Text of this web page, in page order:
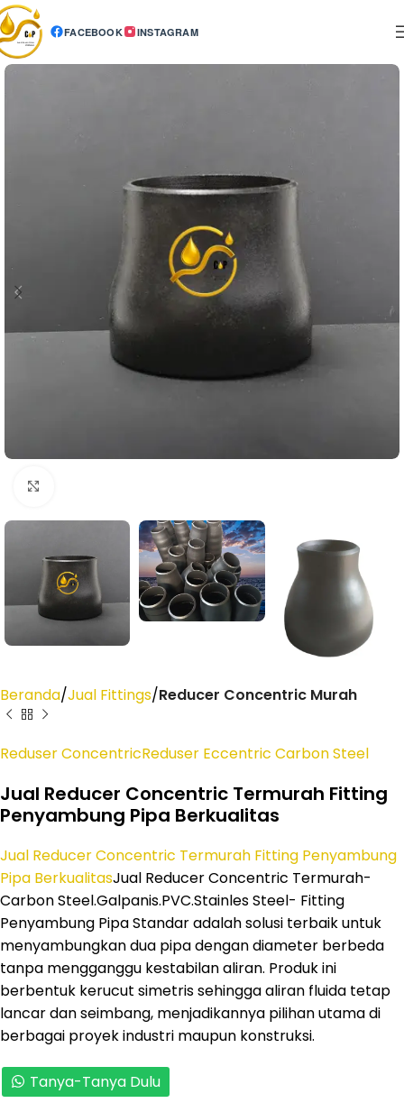
FACEBOOK INSTAGRAM
Beranda Jual Fittings Reducer Concentric Murah
Reduser ConcentricReduser Eccentric Carbon Steel
Jual Reducer Concentric Termurah Fitting
Penyambung Pipa Berkualitas
Jual Reducer Concentric Termurah Fitting Penyambung
Pipa BerkualitasJual Reducer Concentric Termurah-
Carbon Steel.Galpanis.PVC.Stainles Steel- Fitting
Penyambung Pipa Standar adalah solusi terbaik untuk
menyambungkan dua pipa dengan diameter berbeda
tanpa mengganggu kestabilan aliran. Produk ini
berbentuk kerucut simetris sehingga aliran fluida tetap
lancar dan seimbang, menjadikannya pilihan utama di
berbagai proyek industri maupun konstruksi.
Tanya-Tanya Dulu